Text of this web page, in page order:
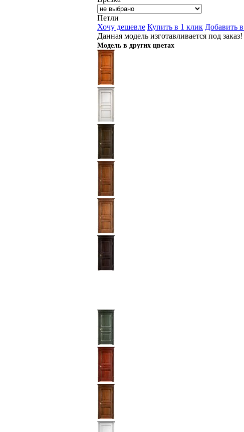
Петли
Хочу дешевле Купить в 1 клик Добавить
Данная модель изготавливается под заказ!
Модель в других цветах